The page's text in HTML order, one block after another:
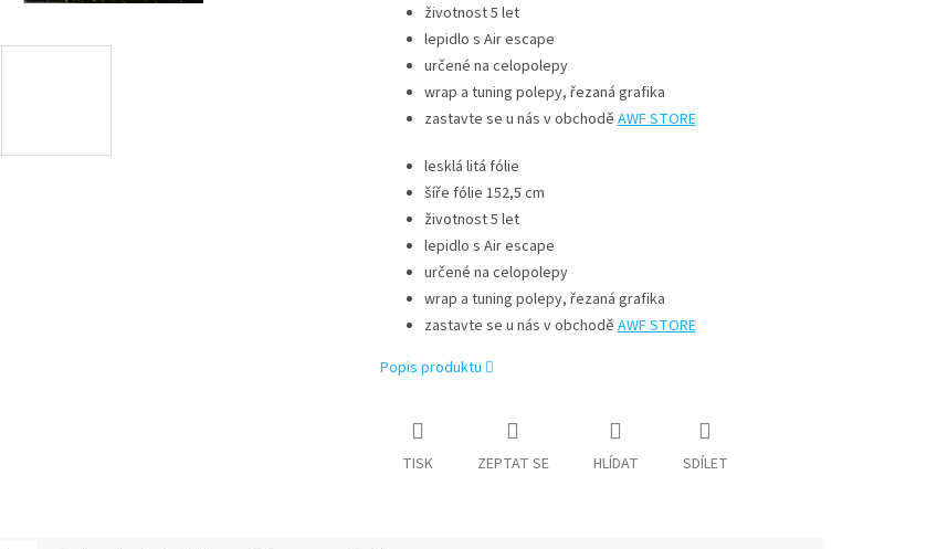
životnost 5 let
lepidlo s Air escape
určené na celopolepy
wrap a tuning polepy, řezaná grafika
zastavte se u nás v obchoděAWF STORE
lesklá litá fólie
šíře fólie 152,5 cm
životnost 5 let
lepidlo s Air escape
určené na celopolepy
wrap a tuning polepy, řezaná grafika
zastavte se u nás v obchoděAWF STORE
Popis produktu
TISK ZEPTAT SE HLÍDAT SDÍLET